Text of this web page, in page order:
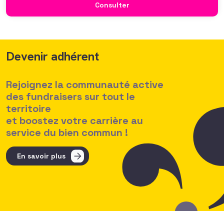
des politiques salariales comme un enjeu majeur,
Consulter
Devenir adhérent
Rejoignez la communauté active
des fundraisers sur tout le
territoire
et boostez votre carrière au
service du bien commun !
En savoir plus